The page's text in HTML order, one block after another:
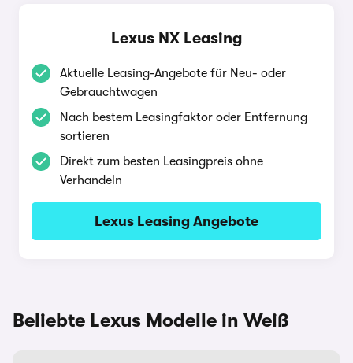
Lexus NX Leasing
Aktuelle Leasing-Angebote für Neu- oder
Gebrauchtwagen
Nach bestem Leasingfaktor oder Entfernung
sortieren
Direkt zum besten Leasingpreis ohne
Verhandeln
Lexus Leasing Angebote
Beliebte Lexus Modelle in Weiß